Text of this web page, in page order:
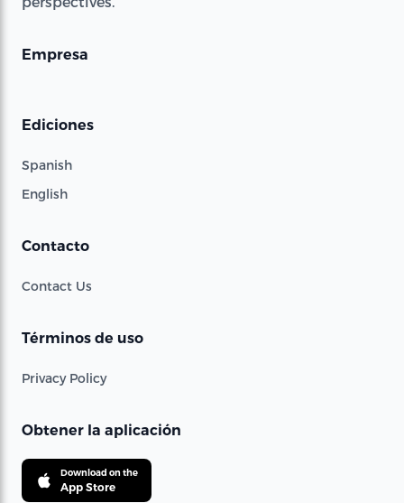
Empresa
Ediciones
Spanish
English
Contacto
Contact Us
Términos de uso
Privacy Policy
Obtener la aplicación
Download on the
App Store